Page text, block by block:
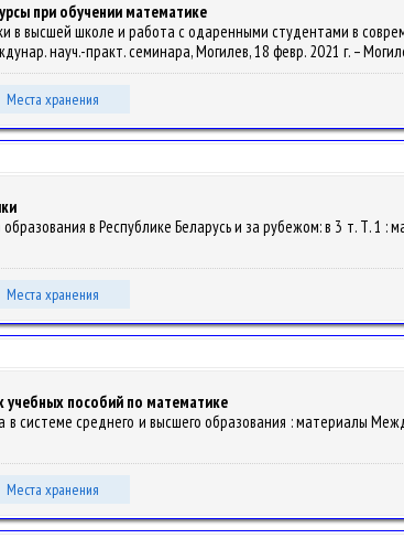
при обучении математике
в высшей школе и работа с одаренными студентами в
науч.-практ. семинара, Могилев, 18 февр. 2021 г. –
Места хранения
в Республике Беларусь и за рубежом: в 3 т. Т. 1
Места хранения
учебных пособий по математике
системе среднего и высшего образования : материалы
Места хранения